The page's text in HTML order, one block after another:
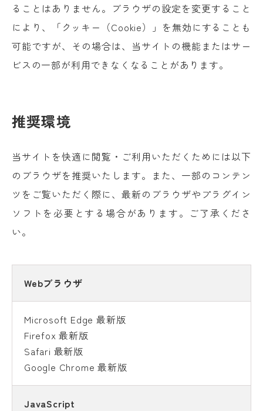
ることはありません。ブラウザの設定を変更すること
により、「クッキー（Cookie）」を無効にすることも
可能ですが、その場合は、当サイトの機能またはサー
ビスの一部が利用できなくなることがあります。
推奨環境
当サイトを快適に閲覧・ご利用いただくためには以下
のブラウザを推奨いたします。また、一部のコンテン
ツをご覧いただく際に、最新のブラウザやプラグイン
ソフトを必要とする場合があります。ご了承くださ
い。
Webブラウザ
Microsoft Edge 最新版
Firefox 最新版
Safari 最新版
Google Chrome 最新版
JavaScript